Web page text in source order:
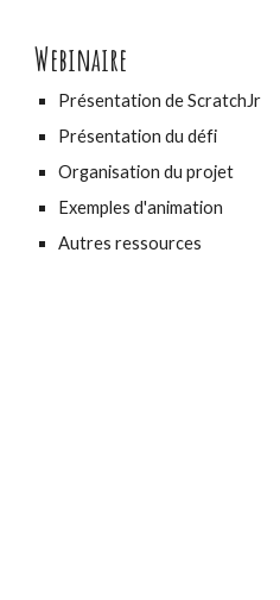
Webinaire
Présentation de ScratchJr
Présentation du défi
Organisation du projet
Exemples d'animation
Autres ressources